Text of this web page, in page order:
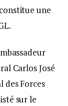
une
Carlos José
des Forces
sur le